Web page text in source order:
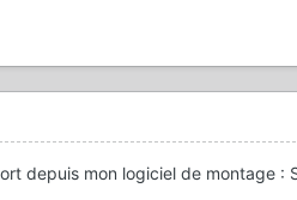
depuis mon logiciel de montage :